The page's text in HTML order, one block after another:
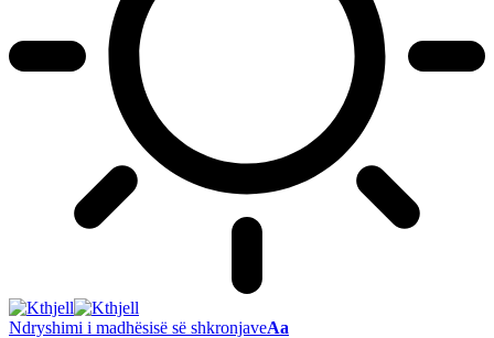
Ndryshimi i madhësisë së shkronjaveAa